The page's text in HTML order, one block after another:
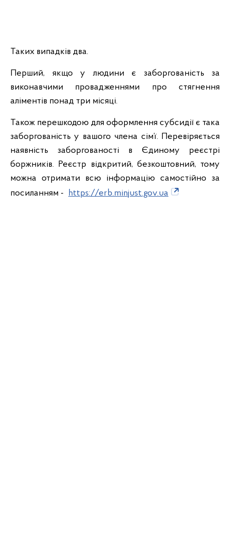
Таких випадків два.
Перший, якщо у людини є заборгованість за
виконавчими провадженнями про стягнення
аліментів понад три місяці.
Також перешкодою для оформлення субсидії є така
заборгованість у вашого члена сім’ї. Перевіряється
наявність заборгованості в Єдиному реєстрі
боржників. Реєстр відкритий, безкоштовний, тому
можна отримати всю інформацію самостійно за
посиланням - https://erb.minjust.gov.ua